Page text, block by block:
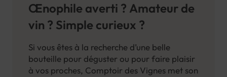
Œnophile averti ? Amateur de
vin ? Simple curieux ?
Si vous êtes à la recherche d’une belle
bouteille pour déguster ou pour faire plaisir
à vos proches, Comptoir des Vignes met son